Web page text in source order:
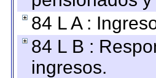
84 L A :
84 L B :
ingresos.